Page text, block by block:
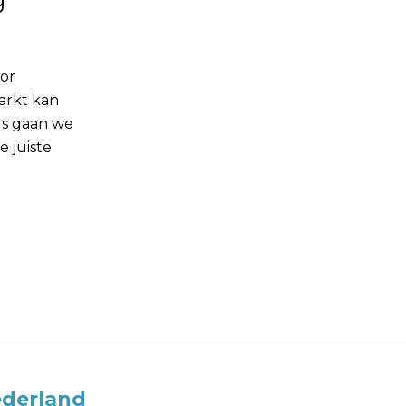
kan
gaan we
juiste